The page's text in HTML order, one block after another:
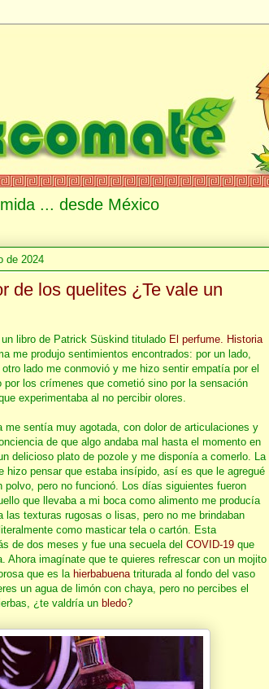
... desde México
de 2024
de los quelites ¿Te vale un
libro de Patrick Süskind titulado El perfume. Historia
me produjo sentimientos encontrados: por un lado,
lado me conmovió y me hizo sentir empatía por el
por los crímenes que cometió sino por la sensación
experimentaba al no percibir olores.
me sentía muy agotada, con dolor de articulaciones y
de que algo andaba mal hasta el momento en
delicioso plato de pozole y me disponía a comerlo. La
hizo pensar que estaba insípido, así es que le agregué
polvo, pero no funcionó. Los días siguientes fueron
que llevaba a mi boca como alimento me producía
las texturas rugosas o lisas, pero no me brindaban
como masticar tela o cartón. Esta
de dos meses y fue una secuela del COVID-19 que
Ahora imagínate que te quieres refrescar con un mojito
que es la hierbabuenatriturada al fondo del vaso
un agua de limón con chaya, pero no percibes el
¿te valdría un bledo?